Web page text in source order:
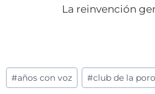
La reinvención
Etiquetas
de
#años con voz #club de la